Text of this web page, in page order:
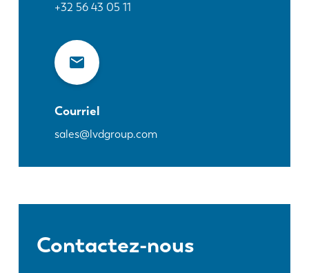
+32 56 43 05 11
Courriel
sales@lvdgroup.com
Contactez-nous